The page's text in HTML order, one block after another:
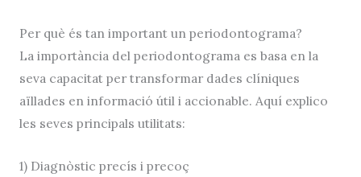
Per què és tan important un periodontograma?
La importància del periodontograma es basa en la
seva capacitat per transformar dades clíniques
aïllades en informació útil i accionable. Aquí explico
les seves principals utilitats:
1) Diagnòstic precís i precoç